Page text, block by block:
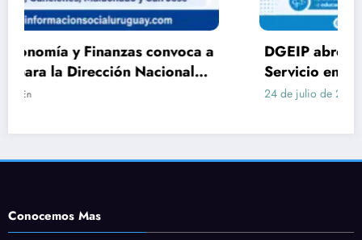
DGEIP abre llamado para Auxiliar de
Servicio en Maldonado: requisitos, tareas y
Conocemos Mas